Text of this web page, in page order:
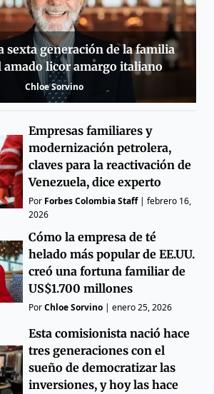
sexta generación de la familia
amado licor amargo italiano
Chloe Sorvino
Empresas familiares y
modernización petrolera,
claves para la reactivación de
Venezuela, dice experto
Por Forbes Colombia Staff|febrero 16,
2026
Cómo la empresa de té
helado más popular de EE.UU.
creó una fortuna familiar de
US$1.700 millones
PorChloe Sorvino |enero 25, 2026
Esta comisionista nació hace
tres generaciones con el
sueño de democratizar las
inversiones, y hoy las hace